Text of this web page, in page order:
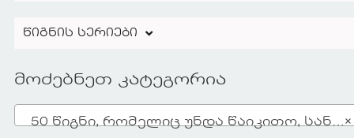
წიგნის სერიები
მოძებნეთ კატეგორია
×
50 წიგნი, რომელიც უნდა წაიკითო, სანამ ცოცხალი ხარ